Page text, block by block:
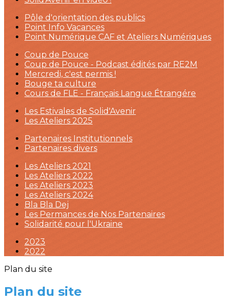
Pôle d'orientation des publics
Point Info Vacances
Point Numérique CAF et Ateliers Numériques
Coup de Pouce
Coup de Pouce - Podcast édités par RE2M
Mercredi, c'est permis !
Bouge ta culture
Cours de FLE - Français Langue Étrangére
Les Estivales de Solid'Avenir
Les Ateliers 2025
Partenaires Institutionnels
Partenaires divers
Les Ateliers 2021
Les Ateliers 2022
Les Ateliers 2023
Les Ateliers 2024
Bla Bla Dej
Les Permances de Nos Partenaires
Solidarité pour l'Ukraine
2023
2022
Plan du site
Plan du site